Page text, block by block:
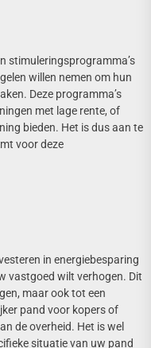
stimuleringsprogramma’s
willen nemen om hun
Deze programma’s
met lage rente, of
bieden. Het is dus aan te
voor deze
in energiebesparing
vastgoed wilt verhogen. Dit
maar ook tot een
pand voor kopers of
de overheid. Het is wel
situatie van uw pand